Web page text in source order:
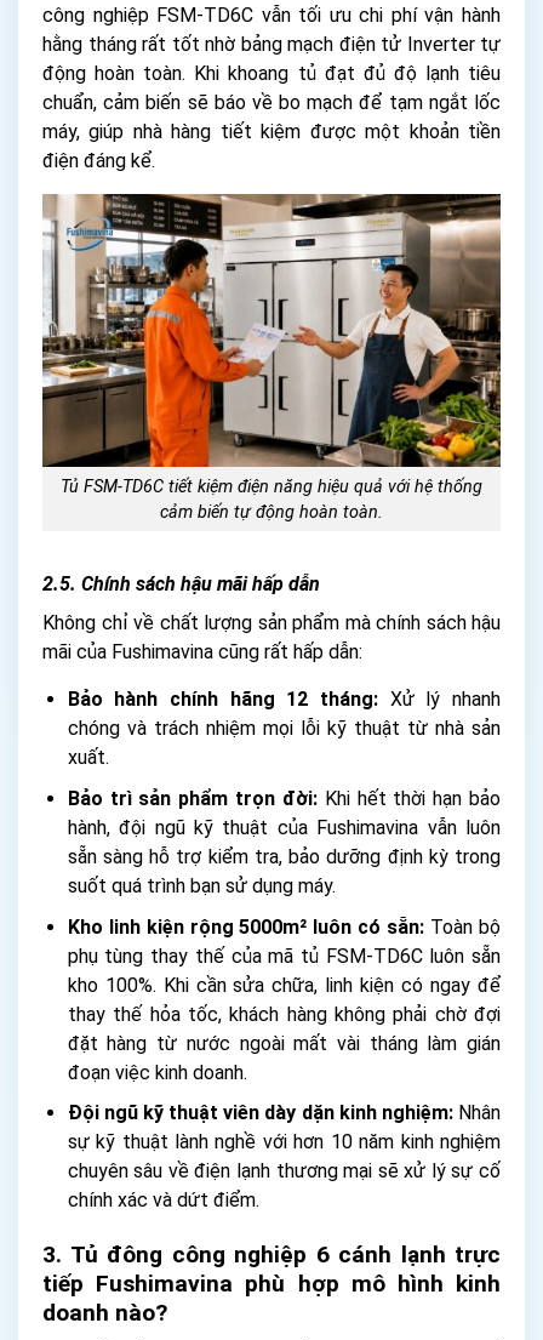
công nghiệp FSM-TD6C vẫn tối ưu chi phí vận hành
hằng tháng rất tốt nhờ bảng mạch điện tử Inverter tự
động hoàn toàn. Khi khoang tủ đạt đủ độ lạnh tiêu
chuẩn, cảm biến sẽ báo về bo mạch để tạm ngắt lốc
máy, giúp nhà hàng tiết kiệm được một khoản tiền
điện đáng kể.
Tủ FSM-TD6C tiết kiệm điện năng hiệu quả với hệ thống
cảm biến tự động hoàn toàn.
2.5. Chính sách hậu mãi hấp dẫn
Không chỉ về chất lượng sản phẩm mà chính sách hậu
mãi của Fushimavina cũng rất hấp dẫn:
Bảo hành chính hãng 12 tháng: Xử lý nhanh
chóng và trách nhiệm mọi lỗi kỹ thuật từ nhà sản
xuất.
Bảo trì sản phẩm trọn đời:Khi hết thời hạn bảo
hành, đội ngũ kỹ thuật của Fushimavina vẫn luôn
sẵn sàng hỗ trợ kiểm tra, bảo dưỡng định kỳ trong
suốt quá trình bạn sử dụng máy.
Kho linh kiện rộng 5000m² luôn có sẵn: Toàn bộ
phụ tùng thay thế của mã tủ FSM-TD6C luôn sẵn
kho 100%. Khi cần sửa chữa, linh kiện có ngay để
thay thế hỏa tốc, khách hàng không phải chờ đợi
đặt hàng từ nước ngoài mất vài tháng làm gián
đoạn việc kinh doanh.
Đội ngũ kỹ thuật viên dày dặn kinh nghiệm:Nhân
sự kỹ thuật lành nghề với hơn 10 năm kinh nghiệm
chuyên sâu về điện lạnh thương mại sẽ xử lý sự cố
chính xác và dứt điểm.
3. Tủ đông công nghiệp 6 cánh lạnh trực
tiếp Fushimavina phù hợp mô hình kinh
doanh nào?